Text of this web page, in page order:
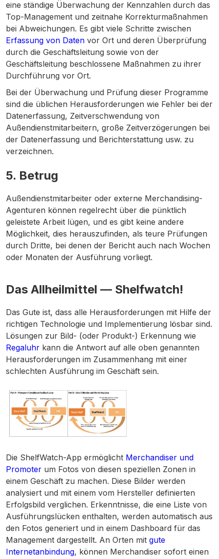
eine ständige Überwachung der Kennzahlen durch das
Top-Management und zeitnahe Korrekturmaßnahmen
bei Abweichungen. Es gibt viele Schritte zwischen
Erfassung von Daten vor Ort und deren Überprüfung
durch die Geschäftsleitung sowie von der
Geschäftsleitung beschlossene Maßnahmen zu ihrer
Durchführung vor Ort.
Bei der Überwachung und Prüfung dieser Programme
sind die üblichen Herausforderungen wie Fehler bei der
Datenerfassung, Zeitverschwendung von
Außendienstmitarbeitern, große Zeitverzögerungen bei
der Datenerfassung und Berichterstattung usw. zu
verzeichnen.
5. Betrug
Außendienstmitarbeiter oder externe Merchandising-
Agenturen können regelrecht über die pünktlich
geleistete Arbeit lügen, und es gibt keine andere
Möglichkeit, dies herauszufinden, als teure Prüfungen
durch Dritte, bei denen der Bericht auch nach Wochen
oder Monaten der Ausführung vorliegt.
Das Allheilmittel — Shelfwatch!
Das Gute ist, dass alle Herausforderungen mit Hilfe der
richtigen Technologie und Implementierung lösbar sind.
Lösungen zur Bild- (oder Produkt-) Erkennung wie
Regaluhr kann die Antwort auf alle oben genannten
Herausforderungen im Zusammenhang mit einer
schlechten Ausführung im Geschäft sein.
Die ShelfWatch-App ermöglicht Merchandiser und
Promoter um Fotos von diesen speziellen Zonen in
einem Geschäft zu machen. Diese Bilder werden
analysiert und mit einem vom Hersteller definierten
Erfolgsbild verglichen. Erkenntnisse, die eine Liste von
Ausführungslücken enthalten, werden automatisch aus
den Fotos generiert und in einem Dashboard für das
Management dargestellt. An Orten mit gute
Internetanbindung, können Merchandiser sofort einen